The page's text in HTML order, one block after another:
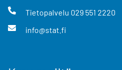
Tietopalvelu 029 551 2220
info@stat.fi